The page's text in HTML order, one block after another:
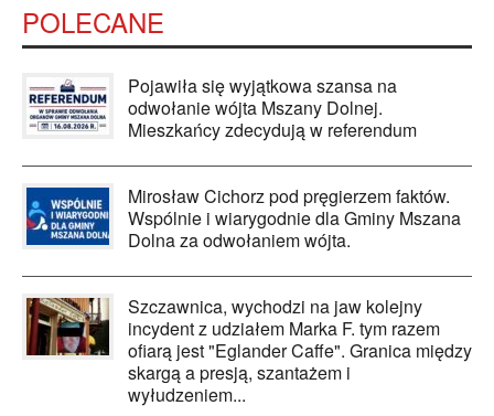
POLECANE
Pojawiła się wyjątkowa szansa na
odwołanie wójta Mszany Dolnej.
Mieszkańcy zdecydują w referendum
Mirosław Cichorz pod pręgierzem faktów.
Wspólnie i wiarygodnie dla Gminy Mszana
Dolna za odwołaniem wójta.
Szczawnica, wychodzi na jaw kolejny
incydent z udziałem Marka F. tym razem
ofiarą jest "Eglander Caffe". Granica między
skargą a presją, szantażem i
wyłudzeniem...